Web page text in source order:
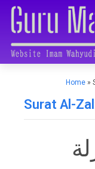
Home »
Surat Al-